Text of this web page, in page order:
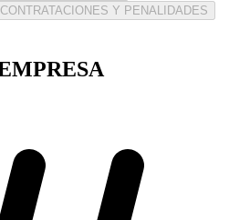
CONTRATACIONES Y PENALIDADES